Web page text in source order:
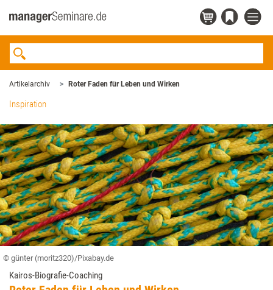
Artikelarchiv Roter Faden für Leben und Wirken
Inspiration
© günter (moritz320)/Pixabay.de
Kairos-Biografie-Coaching